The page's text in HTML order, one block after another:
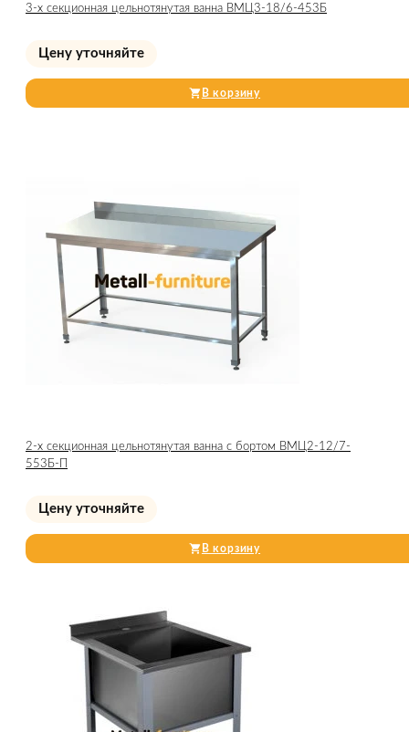
3-х секционная цельнотянутая ванна ВМЦ3-18/6-453Б
Цену уточняйте
В корзину
2-х секционная цельнотянутая ванна с бортом ВМЦ2-12/7-
553Б-П
Цену уточняйте
В корзину